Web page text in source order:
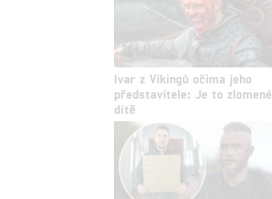
Ivar z Vikingů očima jeho
představitele: Je to zlomené
dítě